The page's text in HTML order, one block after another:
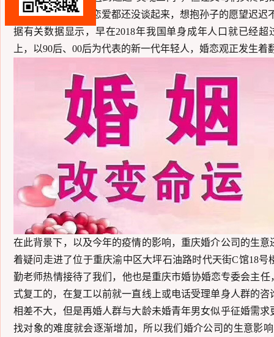
婚时间表，甚至连恋爱都还没谈起来，想抱孙子的愿望迟迟
据有关数据显示，早在2018年我国单身成年人口就已经
上，以90后、00后为代表的新一代年轻人，婚恋观正发生着
在此背景下， 以及今年的疫情的影响，重庆婚介公司 的生意
着疑问走进了位于重庆渝中区大坪石油路时代天街C馆18号
勤老师热情接待了我们，他也是重庆市婚协婚恋专委会主
式复工的，在复工以前就一直线上或电话受理单身人群的
相差不大，但是再婚人群与大龄未婚青年男女似乎征婚需
找对象的难度就会逐渐增加，所以我们婚介公司的生意影